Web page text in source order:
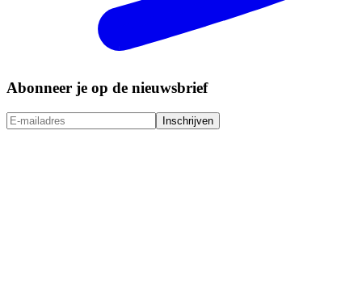
Abonneer je op de nieuwsbrief
Inschrijven